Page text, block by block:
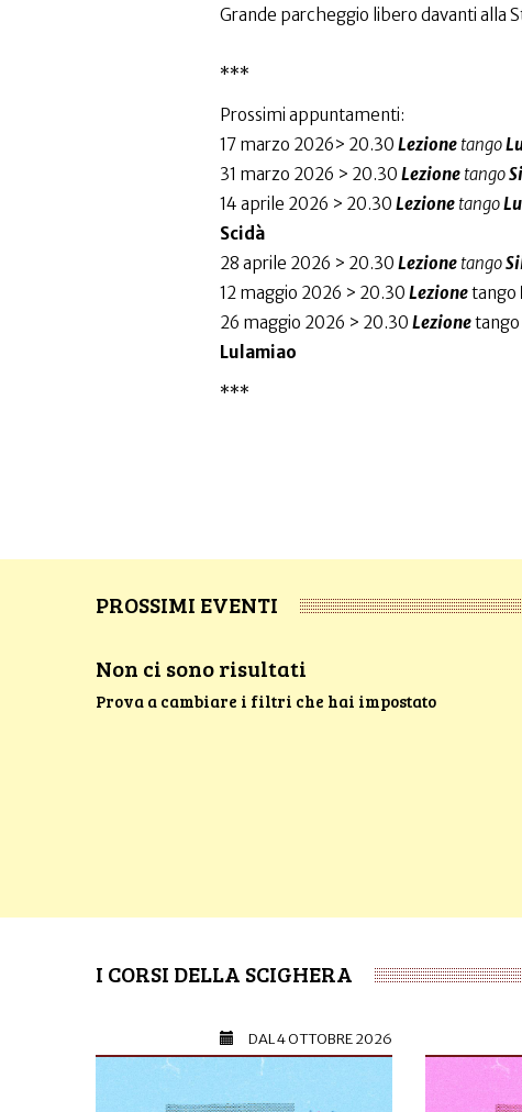
Grande parcheggio libero davanti alla
***
Prossimi appuntamenti:
17 marzo 2026> 20.30 Lezione tango
31 marzo 2026 > 20.30 Lezione tango
14 aprile 2026 > 20.30 Lezione tango
Scidà
28 aprile 2026 > 20.30 Lezione tango
12 maggio 2026 > 20.30 Lezionetango
26 maggio 2026 > 20.30 Lezionetango
Lulamiao
***
PROSSIMI EVENTI
Non ci sono risultati
Prova a cambiare i filtri che hai impostato
I CORSI DELLA SCIGHERA
DAL4 OTTOBRE 2026